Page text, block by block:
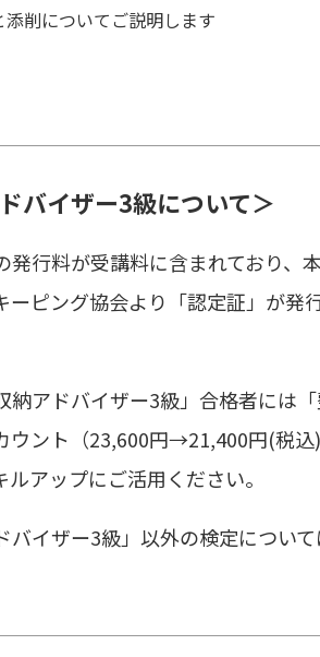
削についてご説明します
バイザー3級について＞
発行料が受講料に含まれており、
ーピング協会より「認定証」が発
納アドバイザー3級」合格者には
ウント（23,600円→21,400円(税
アップにご活用ください。
イザー3級」以外の検定について